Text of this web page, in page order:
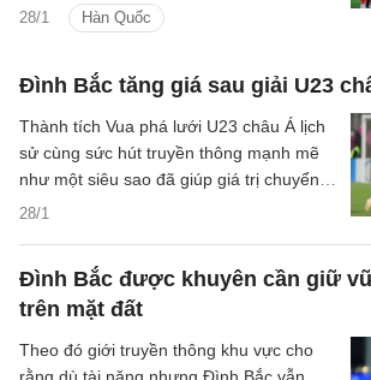
28/1 Hàn Quốc
lục kế tiếp.
Đình Bắc tăng giá sau giải U23
28/1
Thành tích Vua phá lưới U23 châu Á lịch
sử cùng sức hút truyền thông mạnh mẽ
như một siêu sao đã giúp giá trị chuyển
nhượng ước tính của tiền đạo Đình Bắc
Đình Bắc được khuyên cần giữ
trên mặt đất
Theo đó giới truyền thông khu vực cho
rằng dù tài năng nhưng Đình Bắc vẫn